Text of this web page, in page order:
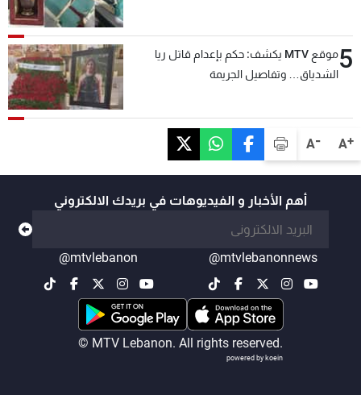
A+
A-
5
موقع MTV يكشف: حكم بإعدام قاتل ريا
الشدياق… وتفاصيل الجريمة
أهم الأخبار و الفيديوهات في بريدك الالكتروني
@mtvlebanonnews
@mtvlebanon
© MTV Lebanon. All rights reserved.
powered by koein